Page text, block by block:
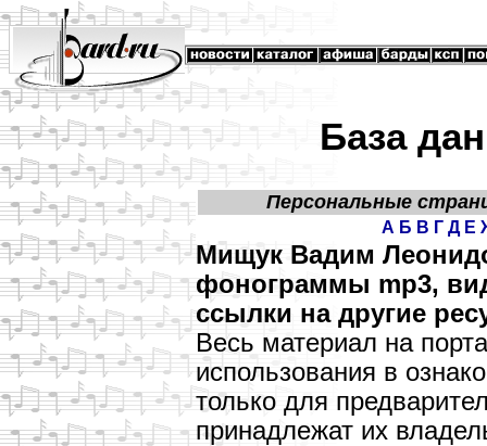
База
Персональные
А Б В Г Д Е
Мищук Вадим
фонограммы mp3,
ссылки на другие
Весь материал на
использования в
только для
принадлежат их